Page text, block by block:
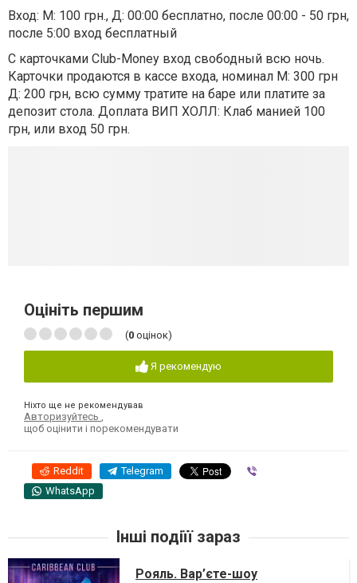
Вход: М: 100 грн., Д: 00:00 бесплатно, после 00:00 - 50 грн,
после 5:00 вход бесплатный
С карточками Club-Money вход свободный всю ночь.
Карточки продаются в кассе входа, номинал М: 300 грн
Д: 200 грн, всю сумму тратите на баре или платите за
депозит стола. Доплата ВИП ХОЛЛ: Клаб манией 100
грн, или вход 50 грн.
Оцініть першим
(0 оцінок)
Я рекомендую
Ніхто ще не рекомендував
Авторизуйтесь ,
щоб оцінити і порекомендувати
Reddit Telegram
WhatsApp
Інші подіїї зараз
Рояль. Вар’єте-шоу